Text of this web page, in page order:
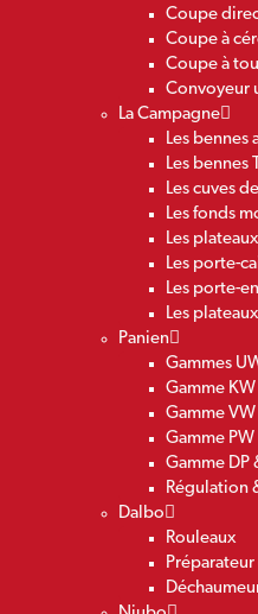
Coupe
Coupe à
Coupe à
Convoyeur
La Campagne
Les bennes
Les bennes
Les cuves
Les fonds
Les
Les porte-
Les porte-
Les
Panien
Gammes
Gamme KW
Gamme VW
Gamme PW
Gamme DP
Régulation
Dalbo
Rouleaux